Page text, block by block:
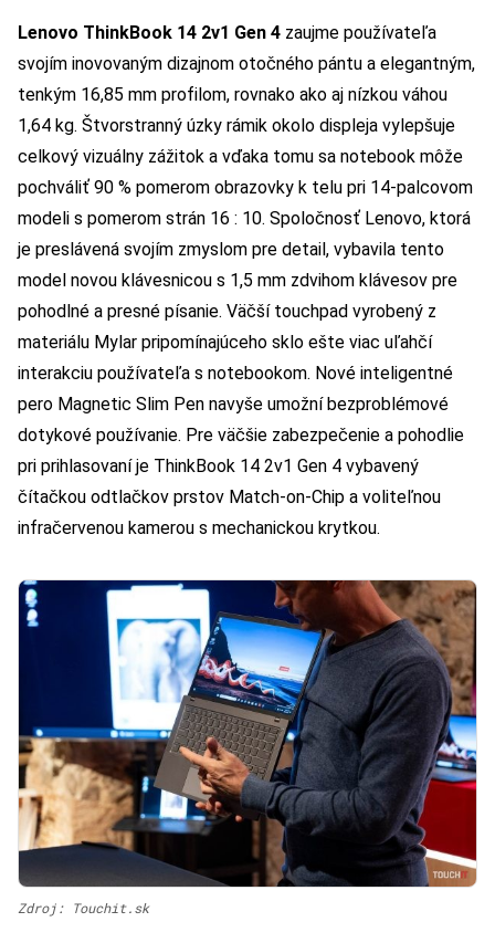
Lenovo ThinkBook 14 2v1 Gen 4 zaujme používateľa
svojím inovovaným dizajnom otočného pántu a elegantným,
tenkým 16,85 mm profilom, rovnako ako aj nízkou váhou
1,64 kg. Štvorstranný úzky rámik okolo displeja vylepšuje
celkový vizuálny zážitok a vďaka tomu sa notebook môže
pochváliť 90 % pomerom obrazovky k telu pri 14-palcovom
modeli s pomerom strán 16 : 10. Spoločnosť Lenovo, ktorá
je preslávená svojím zmyslom pre detail, vybavila tento
model novou klávesnicou s 1,5 mm zdvihom klávesov pre
pohodlné a presné písanie. Väčší touchpad vyrobený z
materiálu Mylar pripomínajúceho sklo ešte viac uľahčí
interakciu používateľa s notebookom. Nové inteligentné
pero Magnetic Slim Pen navyše umožní bezproblémové
dotykové používanie. Pre väčšie zabezpečenie a pohodlie
pri prihlasovaní je ThinkBook 14 2v1 Gen 4 vybavený
čítačkou odtlačkov prstov Match-on-Chip a voliteľnou
infračervenou kamerou s mechanickou krytkou.
Zdroj: Touchit.sk